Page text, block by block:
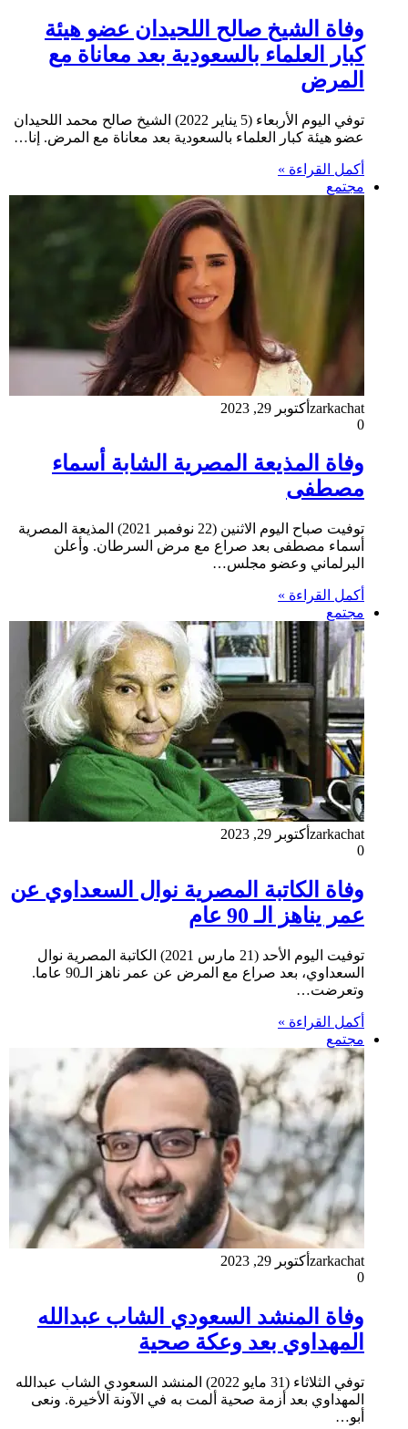
وفاة الشيخ صالح اللحيدان عضو هيئة
كبار العلماء بالسعودية بعد معاناة مع
المرض
توفي اليوم الأربعاء (5 يناير 2022) الشيخ صالح محمد اللحيدان
عضو هيئة كبار العلماء بالسعودية بعد معاناة مع المرض. إنا…
أكمل القراءة »
مجتمع
zarkachat أكتوبر 29, 2023
0
وفاة المذيعة المصرية الشابة أسماء
مصطفى
توفيت صباح اليوم الاثنين (22 نوفمبر 2021) المذيعة المصرية
أسماء مصطفى بعد صراع مع مرض السرطان. وأعلن
البرلماني وعضو مجلس…
أكمل القراءة »
مجتمع
zarkachat أكتوبر 29, 2023
0
وفاة الكاتبة المصرية نوال السعداوي عن
عمر يناهز الـ 90 عام
توفيت اليوم الأحد (21 مارس 2021) الكاتبة المصرية نوال
السعداوي، بعد صراع مع المرض عن عمر ناهز الـ90 عاما.
وتعرضت…
أكمل القراءة »
مجتمع
zarkachat أكتوبر 29, 2023
0
وفاة المنشد السعودي الشاب عبدالله
المهداوي بعد وعكة صحية
توفي الثلاثاء (31 مايو 2022) المنشد السعودي الشاب عبدالله
المهداوي بعد أزمة صحية ألمت به في الآونة الأخيرة. ونعى
أبو…